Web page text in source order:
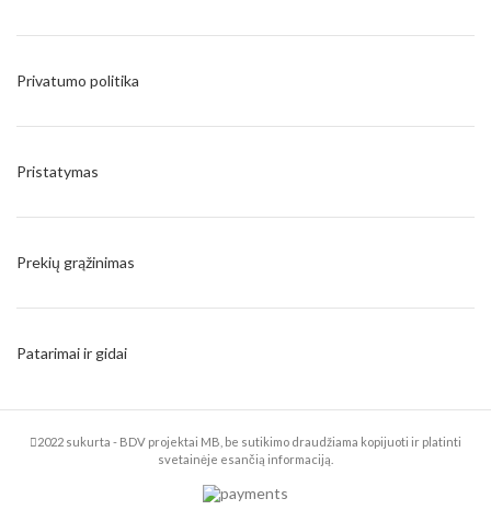
Privatumo politika
Pristatymas
Prekių grąžinimas
Patarimai ir gidai
2022 sukurta - BDV projektai MB, be sutikimo draudžiama kopijuoti ir platinti
svetainėje esančią informaciją.